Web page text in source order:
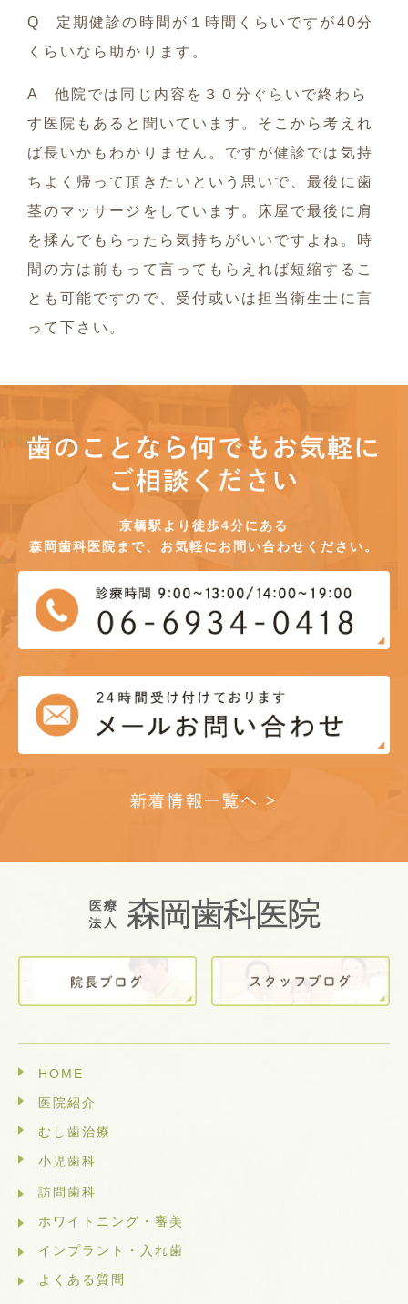
Q 定期健診の時間が１時間くらいですが40分
くらいなら助かります。
A 他院では同じ内容を３０分ぐらいで終わら
す医院もあると聞いています。そこから考えれ
ば長いかもわかりません。ですが健診では気持
ちよく帰って頂きたいという思いで、最後に歯
茎のマッサージをしています。床屋で最後に肩
を揉んでもらったら気持ちがいいですよね。時
間の方は前もって言ってもらえれば短縮するこ
とも可能ですので、受付或いは担当衛生士に言
って下さい。
歯のことなら何でもお気軽に
ご相談ください
京橋駅より徒歩4分にある
森岡歯科医院まで、お気軽にお問い合わせください。
新着情報一覧へ >
HOME
医院紹介
むし歯治療
小児歯科
訪問歯科
ホワイトニング・審美
インプラント・入れ歯
よくある質問